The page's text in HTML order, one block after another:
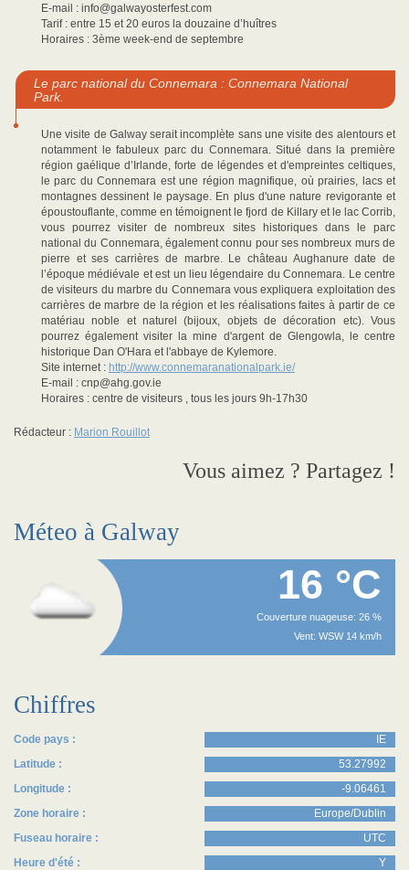
E-mail : info@galwayosterfest.com
Tarif : entre 15 et 20 euros la douzaine d’huîtres
Horaires : 3ème week-end de septembre
Le parc national du Connemara : Connemara National
Park.
Une visite de Galway serait incomplète sans une visite des alentours et
notamment le fabuleux parc du Connemara. Situé dans la première
région gaélique d’Irlande, forte de légendes et d'empreintes celtiques,
le parc du Connemara est une région magnifique, où prairies, lacs et
montagnes dessinent le paysage. En plus d'une nature revigorante et
époustouflante, comme en témoignent le fjord de Killary et le lac Corrib,
vous pourrez visiter de nombreux sites historiques dans le parc
national du Connemara, également connu pour ses nombreux murs de
pierre et ses carrières de marbre. Le château Aughanure date de
l’époque médiévale et est un lieu légendaire du Connemara. Le centre
de visiteurs du marbre du Connemara vous expliquera exploitation des
carrières de marbre de la région et les réalisations faites à partir de ce
matériau noble et naturel (bijoux, objets de décoration etc). Vous
pourrez également visiter la mine d'argent de Glengowla, le centre
historique Dan O'Hara et l'abbaye de Kylemore.
Site internet : http://www.connemaranationalpark.ie/
E-mail : cnp@ahg.gov.ie
Horaires : centre de visiteurs , tous les jours 9h-17h30
Rédacteur : Marion Rouillot
Vous aimez ? Partagez !
Méteo à Galway
16 °C
Couverture nuageuse: 26 %
Vent: WSW 14 km/h
Chiffres
Code pays :
IE
Latitude :
53.27992
Longitude :
-9.06461
Zone horaire :
Europe/Dublin
Fuseau horaire :
UTC
Heure d'été :
Y